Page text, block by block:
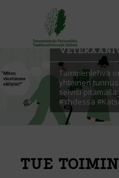
Tammenlehvä
yhteinen
selvisi
#Yhdessä
TUE